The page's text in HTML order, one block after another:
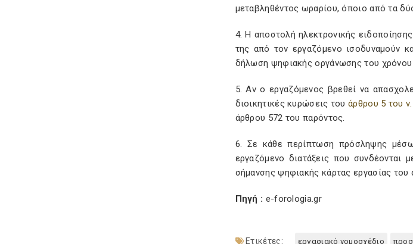
μεταβληθέντος ωραρίου, όποιο από τα
4. Η αποστολή ηλεκτρονικής
της από τον εργαζόμενο ισοδυναμούν
δήλωση ψηφιακής οργάνωσης του χρόνου
5. Αν ο εργαζόμενος βρεθεί να
διοικητικές κυρώσεις τουάρθρου 5 του
άρθρου 572 του παρόντος.
6. Σε κάθε περίπτωση πρόσληψης
εργαζόμενο διατάξεις που
σήμανσης ψηφιακής κάρτας εργασίας του
Πηγή : e-forologia.gr
Ετικέτες: εργασιακό νομοσχέδιο